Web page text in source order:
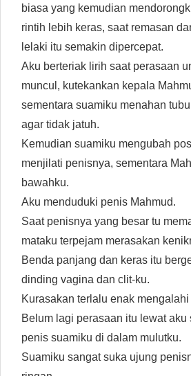
biasa yang kemudian
rintih lebih keras, saat remasan
lelaki itu semakin dipercepat.
Aku berteriak lirih saat perasaan
muncul, kutekankan kepala
sementara suamiku menahan
agar tidak jatuh.
Kemudian suamiku mengubah
menjilati penisnya, sementara
bawahku.
Aku menduduki penis Mahmud.
Saat penisnya yang besar tu
mataku terpejam merasakan
Benda panjang dan keras itu
dinding vagina dan clit-ku.
Kurasakan terlalu enak
Belum lagi perasaan itu lewat aku
penis suamiku di dalam mulutku.
Suamiku sangat suka ujung